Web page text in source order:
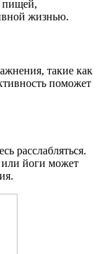
пищей,
жизнью.
такие как
поможет
расслабляться.
или йоги может